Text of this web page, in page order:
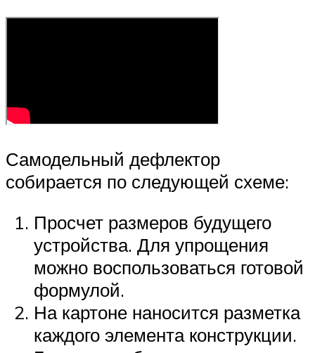
Самодельный дефлектор
собирается по следующей схеме:
Просчет размеров будущего
устройства. Для упрощения
можно воспользоваться готовой
формулой.
На картоне наносится разметка
каждого элемента конструкции.